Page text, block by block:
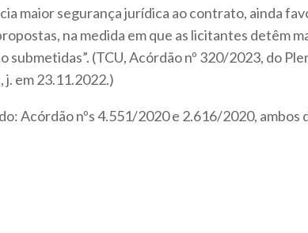
maior segurança jurídica ao contrato, ainda
na medida em que as licitantes detêm
submetidas”. (TCU, Acórdão nº 320/2023, do
em 23.11.2022.)
Acórdão nºs 4.551/2020 e 2.616/2020, ambos